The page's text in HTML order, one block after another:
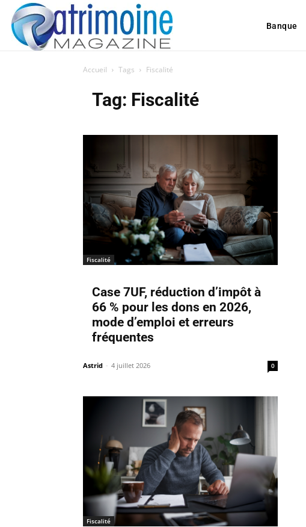
Banque
Accueil Tags Fiscalité
Tag: Fiscalité
Fiscalité
Case 7UF, réduction d’impôt à
66 % pour les dons en 2026,
mode d’emploi et erreurs
fréquentes
Astrid - 4 juillet 2026 0
Fiscalité